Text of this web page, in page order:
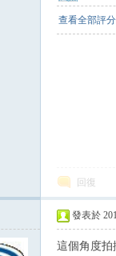
查看全部評分
回復
發表於
這個角度拍